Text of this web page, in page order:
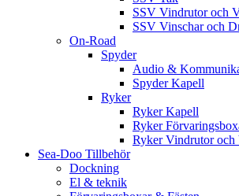
SSV Vindrutor och
SSV Vinschar och
On-Road
Spyder
Audio &
Spyder Kapell
Ryker
Ryker Kapell
Ryker
Ryker Vindrutor och
Sea-Doo Tillbehör
Dockning
El & teknik